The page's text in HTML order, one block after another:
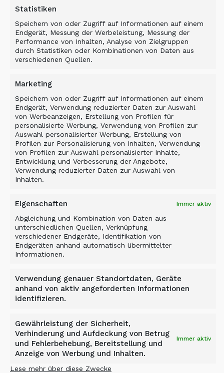
Statistiken
Speichern von oder Zugriff auf Informationen auf einem
Endgerät, Messung der Werbeleistung, Messung der
Performance von Inhalten, Analyse von Zielgruppen
durch Statistiken oder Kombinationen von Daten aus
verschiedenen Quellen.
Marketing
Speichern von oder Zugriff auf Informationen auf einem
Endgerät, Verwendung reduzierter Daten zur Auswahl
von Werbeanzeigen, Erstellung von Profilen für
personalisierte Werbung, Verwendung von Profilen zur
Auswahl personalisierter Werbung, Erstellung von
Profilen zur Personalisierung von Inhalten, Verwendung
von Profilen zur Auswahl personalisierter Inhalte,
Entwicklung und Verbesserung der Angebote,
Verwendung reduzierter Daten zur Auswahl von
Inhalten.
Eigenschaften Immer aktiv
Abgleichung und Kombination von Daten aus
unterschiedlichen Quellen, Verknüpfung
verschiedener Endgeräte, Identifikation von
Endgeräten anhand automatisch übermittelter
Informationen.
Verwendung genauer Standortdaten, Geräte
anhand von aktiv angeforderten Informationen
identifizieren.
Gewährleistung der Sicherheit,
Verhinderung und Aufdeckung von Betrug
und Fehlerbehebung, Bereitstellung und
Anzeige von Werbung und Inhalten.
Immer aktiv
Lese mehr über diese Zwecke
Fallstudie
EFFIZIENTE
BAUFELDRÄUMUNG MIT
ALLU
Melbourn, Australien
Material
Gemischter Boden mit Verunreinigungen aus
Holz, Beton, Metall und Pflanzenresten